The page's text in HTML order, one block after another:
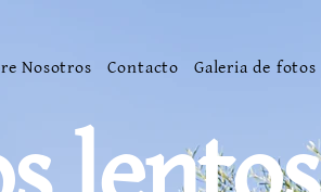
Nosotros Contacto Galeria de fotos